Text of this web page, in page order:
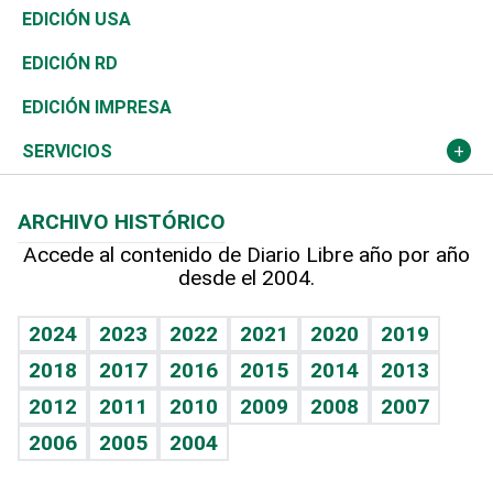
Reportajes
África
Ocenanía
Caribe
Resto del mundo
Vivienda
Telecom.
Global y variable
Economía personal
Buena Vida
Sociales
Novedades
Podcast Arte Libre
Hablando con el pediatra
Vida y familia
Eñe
Celebrando la vida
Sin complejos
Ciclismo
Tenis
Olimpismo
Más deportes
Línea de hit
TBT Deportivo
En Directo
El Espía
Noticiero Poteleche
Columnistas
Más firmas
Tecnología
Historia
Martes de tecnología
Cambio climático
Economía
Revista
Deportes
Opinión
Hecho en casa
Guía del dinero
EDICIÓN USA
EDICIÓN RD
EDICIÓN IMPRESA
SERVICIOS
Cumpleaños
Horóscopos
Crucigramas
ARCHIVO HISTÓRICO
Accede al contenido de Diario Libre año por año
desde el 2004.
2024 2023 2022 2021 2020
2019
2018
2017 2016 2015 2014
2013
2012
2011 2010 2009 2008
2007
2006
2005 2004